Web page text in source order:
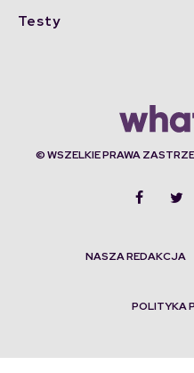
Testy
© WSZELKIE PRAWA
NASZA REDAKCJA
POLITYKA